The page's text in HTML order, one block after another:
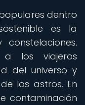
dentro
es la
a los viajeros
del universo y
los astros. En
contaminación